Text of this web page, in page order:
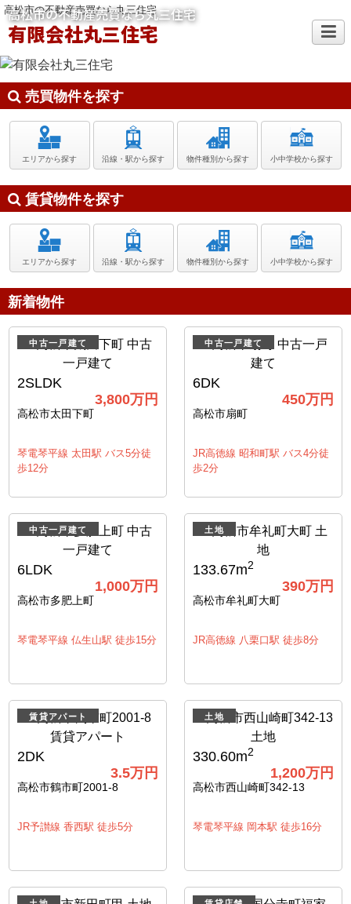
高松市の不動産売買なら丸三住宅
有限会社丸三住宅
高松市の不動産売買なら丸三住宅
売買物件を探す
エリアから探す 沿線・駅から探す 物件種別から探す 小中学校から探す
賃貸物件を探す
エリアから探す 沿線・駅から探す 物件種別から探す 小中学校から探す
新着物件
中古一戸建て
2SLDK
3,800万円
高松市太田下町
琴電琴平線 太田駅 バス5分徒
歩12分
中古一戸建て
6DK
450万円
高松市扇町
JR高徳線 昭和町駅 バス4分徒
歩2分
中古一戸建て
6LDK
1,000万円
高松市多肥上町
琴電琴平線 仏生山駅 徒歩15分
土地
133.67m2
390万円
高松市牟礼町大町
JR高徳線 八栗口駅 徒歩8分
賃貸アパート
2DK
3.5万円
高松市鶴市町2001-8
JR予讃線 香西駅 徒歩5分
土地
330.60m2
1,200万円
高松市西山崎町342-13
琴電琴平線 岡本駅 徒歩16分